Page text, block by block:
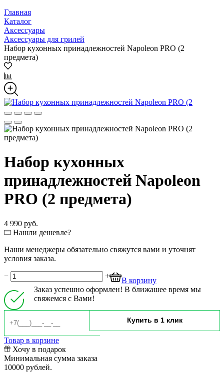
Главная
Каталог
Аксессуары
Аксессуары для грилей
Набор кухонных принадлежностей Napoleon PRO (2
предмета)
Набор кухонных
принадлежностей Napoleon
PRO (2 предмета)
4 990 руб.
Нашли дешевле?
Наши менеджеры обязательно свяжутся вами и уточнят
условия заказа.
− +
В корзину
Заказ успешно оформлен! В ближашее время мы
свяжемся с Вами!
Товар в корзине
Хочу в подарок
Минимальная сумма заказа
10000 рублей.